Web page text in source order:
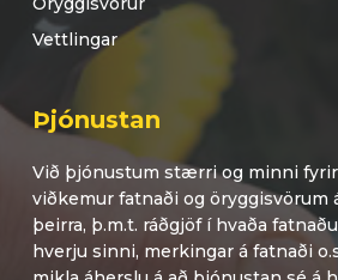
Vettlingar
Þjónustan
Við þjónustum stærri og minni
viðkemur fatnaði og öryggisvörum
þeirra, þ.m.t. ráðgjöf í hvaða
hverju sinni, merkingar á fatnaði